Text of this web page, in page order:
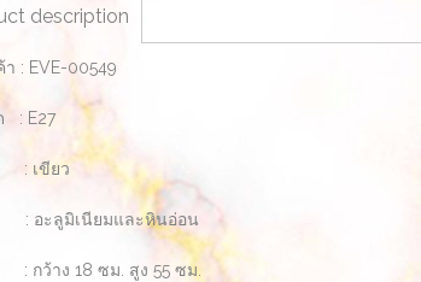
description
: EVE-00549
: E27
ขียว
ะลูมิเนียมและหินอ่อน
ว้าง 18 ซม. สูง 55 ซม.